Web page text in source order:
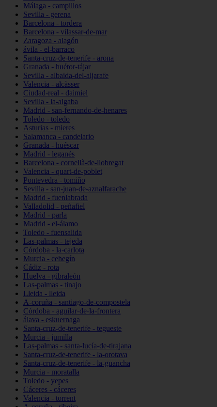
Málaga - campillos
Sevilla - gerena
Barcelona - tordera
Barcelona - vilassar-de-mar
Zaragoza - alagón
ávila - el-barraco
Santa-cruz-de-tenerife - arona
Granada - huétor-tájar
Sevilla - albaida-del-aljarafe
Valencia - alcàsser
Ciudad-real - daimiel
Sevilla - la-algaba
Madrid - san-fernando-de-henares
Toledo - toledo
Asturias - mieres
Salamanca - candelario
Granada - huéscar
Madrid - leganés
Barcelona - cornellà-de-llobregat
Valencia - quart-de-poblet
Pontevedra - tomiño
Sevilla - san-juan-de-aznalfarache
Madrid - fuenlabrada
Valladolid - peñafiel
Madrid - parla
Madrid - el-álamo
Toledo - fuensalida
Las-palmas - tejeda
Córdoba - la-carlota
Murcia - cehegín
Cádiz - rota
Huelva - gibraleón
Las-palmas - tinajo
Lleida - lleida
A-coruña - santiago-de-compostela
Córdoba - aguilar-de-la-frontera
álava - eskuernaga
Santa-cruz-de-tenerife - tegueste
Murcia - jumilla
Las-palmas - santa-lucía-de-tirajana
Santa-cruz-de-tenerife - la-orotava
Santa-cruz-de-tenerife - la-guancha
Murcia - moratalla
Toledo - yepes
Cáceres - cáceres
Valencia - torrent